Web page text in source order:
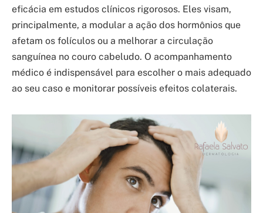
eficácia em estudos clínicos rigorosos. Eles visam,
principalmente, a modular a ação dos hormônios que
afetam os folículos ou a melhorar a circulação
sanguínea no couro cabeludo. O acompanhamento
médico é indispensável para escolher o mais adequado
ao seu caso e monitorar possíveis efeitos colaterais.